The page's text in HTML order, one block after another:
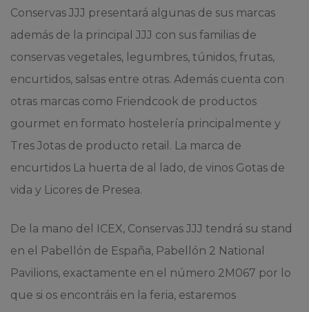
Conservas JJJ presentará algunas de sus marcas
además de la principal JJJ con sus familias de
conservas vegetales, legumbres, túnidos, frutas,
encurtidos, salsas entre otras. Además cuenta con
otras marcas como Friendcook de productos
gourmet en formato hostelería principalmente y
Tres Jotas de producto retail. La marca de
encurtidos La huerta de al lado, de vinos Gotas de
vida y Licores de Presea.
De la mano del ICEX, Conservas JJJ tendrá su stand
en el Pabellón de España, Pabellón 2 National
Pavilions, exactamente en el número 2M067 por lo
que si os encontráis en la feria, estaremos